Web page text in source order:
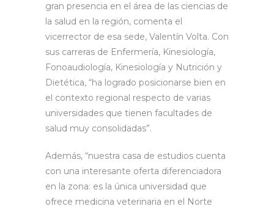
gran presencia en el área de las ciencias de
la salud en la región, comenta el
vicerrector de esa sede, Valentín Volta. Con
sus carreras de Enfermería, Kinesiología,
Fonoaudiología, Kinesiología y Nutrición y
Dietética, “ha logrado posicionarse bien en
el contexto regional respecto de varias
universidades que tienen facultades de
salud muy consolidadas”.
Además, “nuestra casa de estudios cuenta
con una interesante oferta diferenciadora
en la zona: es la única universidad que
ofrece medicina veterinaria en el Norte